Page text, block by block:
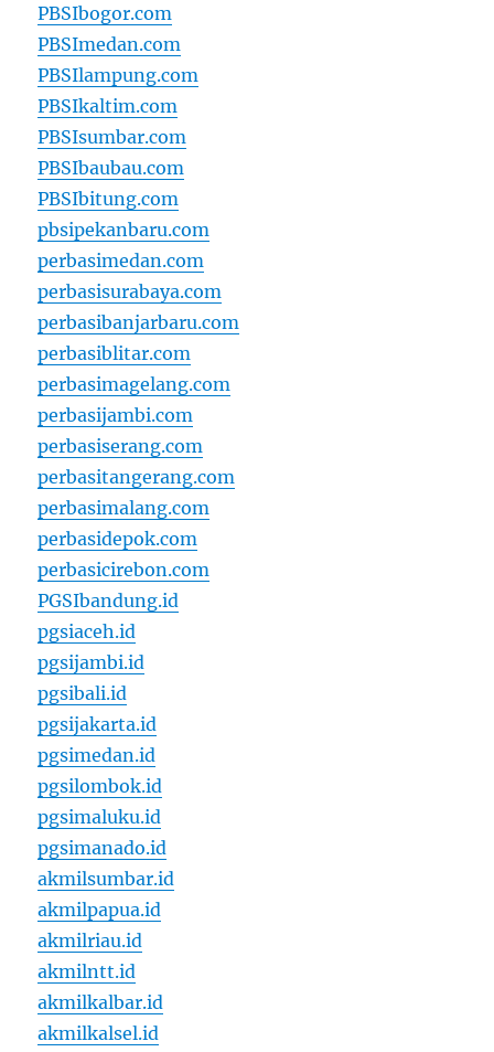
PBSIbogor.com
PBSImedan.com
PBSIlampung.com
PBSIkaltim.com
PBSIsumbar.com
PBSIbaubau.com
PBSIbitung.com
pbsipekanbaru.com
perbasimedan.com
perbasisurabaya.com
perbasibanjarbaru.com
perbasiblitar.com
perbasimagelang.com
perbasijambi.com
perbasiserang.com
perbasitangerang.com
perbasimalang.com
perbasidepok.com
perbasicirebon.com
PGSIbandung.id
pgsiaceh.id
pgsijambi.id
pgsibali.id
pgsijakarta.id
pgsimedan.id
pgsilombok.id
pgsimaluku.id
pgsimanado.id
akmilsumbar.id
akmilpapua.id
akmilriau.id
akmilntt.id
akmilkalbar.id
akmilkalsel.id